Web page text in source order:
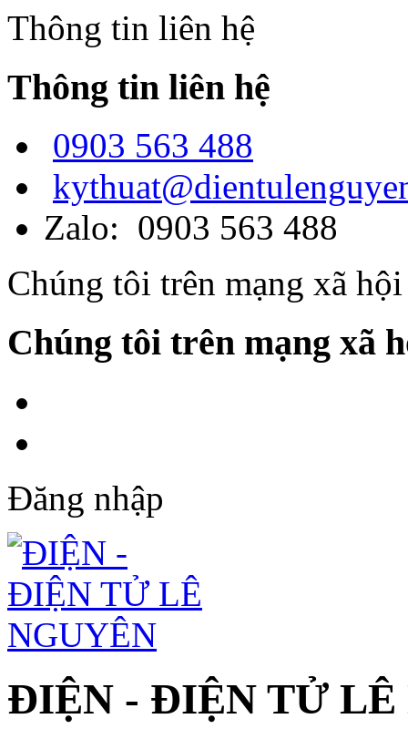
Thông tin liên hệ
Thông tin liên hệ
0903 563 488
Zalo: 0903 563 488
Chúng tôi trên mạng xã hội
Chúng tôi trên mạng xã
Đăng nhập
ĐIỆN - ĐIỆN TỬ LÊ